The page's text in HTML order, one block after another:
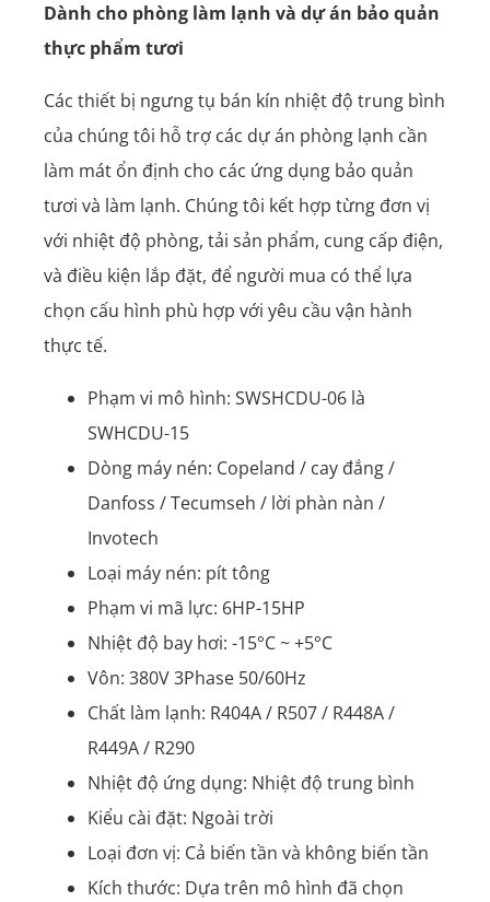
Dành cho phòng làm lạnh và dự án bảo quản
thực phẩm tươi
Các thiết bị ngưng tụ bán kín nhiệt độ trung bình
của chúng tôi hỗ trợ các dự án phòng lạnh cần
làm mát ổn định cho các ứng dụng bảo quản
tươi và làm lạnh. Chúng tôi kết hợp từng đơn vị
với nhiệt độ phòng, tải sản phẩm, cung cấp điện,
và điều kiện lắp đặt, để người mua có thể lựa
chọn cấu hình phù hợp với yêu cầu vận hành
thực tế.
Phạm vi mô hình: SWSHCDU-06 là
SWHCDU-15
Dòng máy nén: Copeland / cay đắng /
Danfoss / Tecumseh / lời phàn nàn /
Invotech
Loại máy nén: pít tông
Phạm vi mã lực: 6HP-15HP
Nhiệt độ bay hơi: -15°C ~ +5°C
Vôn: 380V 3Phase 50/60Hz
Chất làm lạnh: R404A / R507 / R448A /
R449A / R290
Nhiệt độ ứng dụng: Nhiệt độ trung bình
Kiểu cài đặt: Ngoài trời
Loại đơn vị: Cả biến tần và không biến tần
Kích thước: Dựa trên mô hình đã chọn